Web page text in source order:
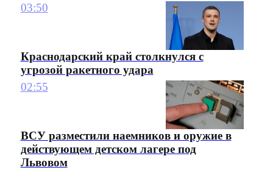
03:50
Краснодарский край столкнулся с
угрозой ракетного удара
02:55
ВСУ разместили наемников и оружие в
действующем детском лагере под
Львовом